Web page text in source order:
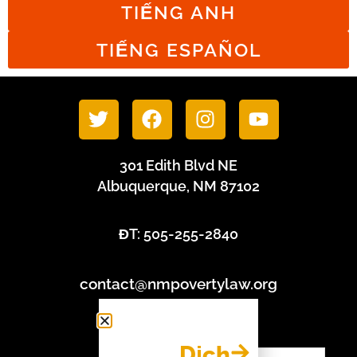
TIẾNG ANH
TIẾNG ESPAÑOL
301 Edith Blvd NE
Albuquerque, NM 87102
ĐT: 505-255-2840
contact@nmpovertylaw.org
Chính sách bảo mật